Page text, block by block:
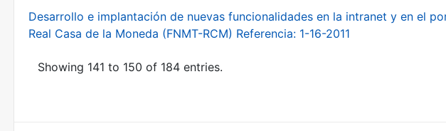
Desarrollo e implantación de nuevas funcionalidades en la intranet y en el
Real Casa de la Moneda (FNMT-RCM) Referencia: 1-16-2011
Showing 141 to 150 of 184 entries.